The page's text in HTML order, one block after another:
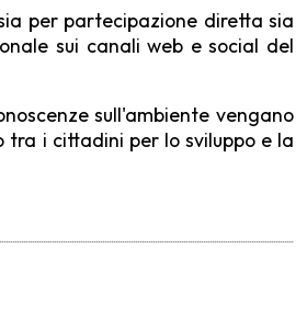
per partecipazione diretta sia
sui canali web e social del
sull'ambiente vengano
tra i cittadini per lo sviluppo e la